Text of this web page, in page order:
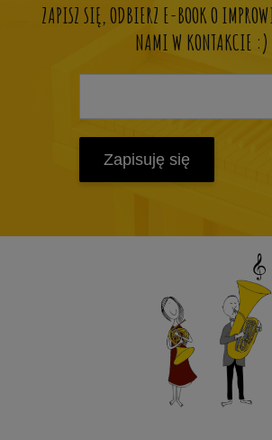
ZAPISZ SIĘ, ODBIERZ E-BOOK O
NAMI W KONTAKCIE :)
Zapisuję się